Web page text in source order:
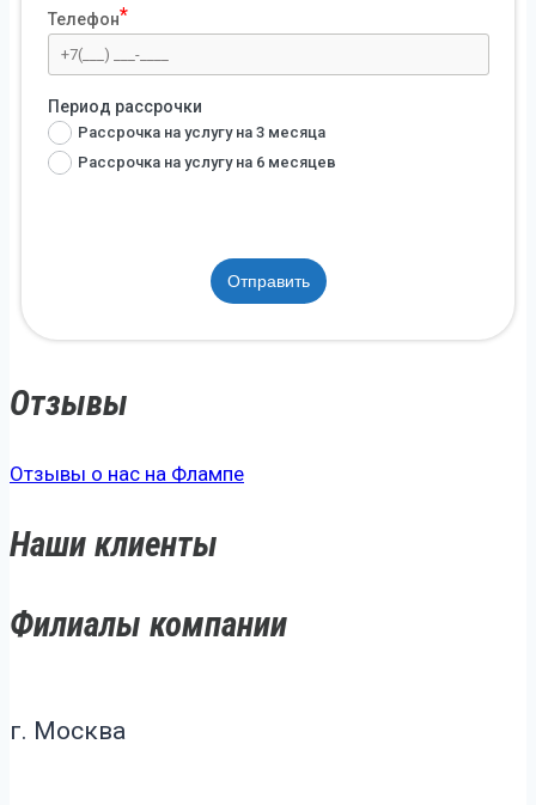
Телефон
Период рассрочки
Рассрочка на услугу на 3 месяца
Рассрочка на услугу на 6 месяцев
Отправить
Отзывы
Отзывы о нас на Флампе
Наши клиенты
Филиалы компании
г. Москва